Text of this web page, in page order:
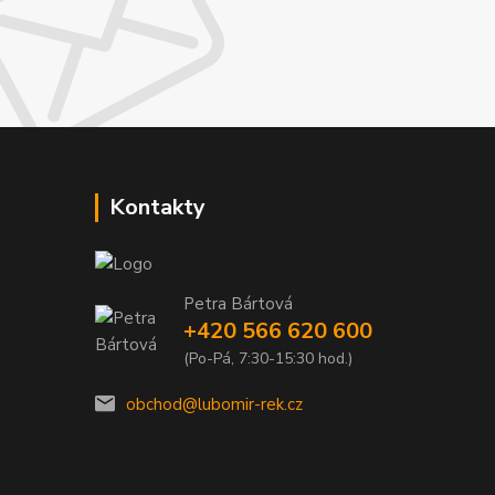
Kontakty
Petra Bártová
+420 566 620 600
(Po-Pá, 7:30-15:30 hod.)
obchod@lubomir-rek.cz